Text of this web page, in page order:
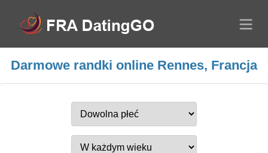
Darmowe randki online Rennes, Francja